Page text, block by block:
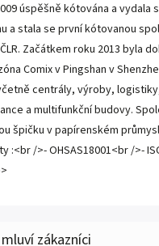
úspěšně kótována a vydala
a stala se první kótovanou
Začátkem roku 2013 byla
Comix v Pingshan v
centrály, výroby,
a multifunkční budovy.
špičku v papírenském
:<br />- OHSAS18001<br />-